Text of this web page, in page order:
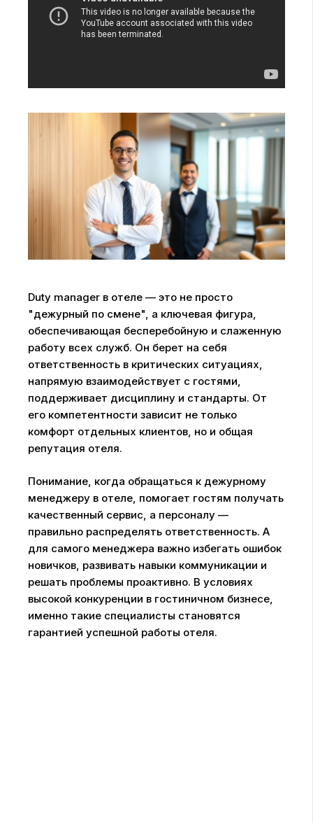
Duty manager в отеле — это не просто
"дежурный по смене", а ключевая фигура,
обеспечивающая бесперебойную и слаженную
работу всех служб. Он берет на себя
ответственность в критических ситуациях,
напрямую взаимодействует с гостями,
поддерживает дисциплину и стандарты. От
его компетентности зависит не только
комфорт отдельных клиентов, но и общая
репутация отеля.
Понимание, когда обращаться к дежурному
менеджеру в отеле, помогает гостям получать
качественный сервис, а персоналу —
правильно распределять ответственность. А
для самого менеджера важно избегать ошибок
новичков, развивать навыки коммуникации и
решать проблемы проактивно. В условиях
высокой конкуренции в гостиничном бизнесе,
именно такие специалисты становятся
гарантией успешной работы отеля.